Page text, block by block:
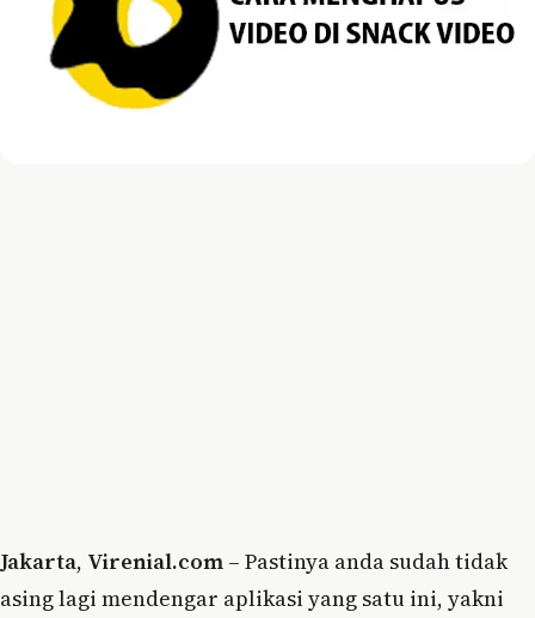
Jakarta, Virenial.com – Pastinya anda sudah tidak
asing lagi mendengar aplikasi yang satu ini, yakni